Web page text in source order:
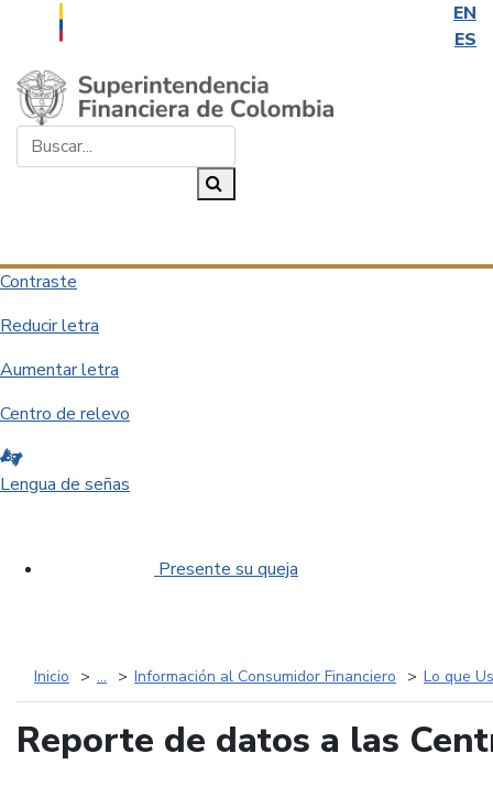
EN
ES
Saltar al contenido principal
Contraste
Reducir letra
Aumentar letra
Centro de relevo
Lengua de señas
Presente su queja
Inicio ... Información al Consumidor Financiero Lo que
Reporte de datos a las